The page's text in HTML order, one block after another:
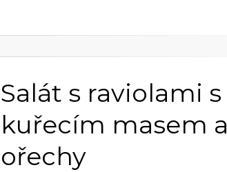
Salát s raviolami s
kuřecím masem a
ořechy